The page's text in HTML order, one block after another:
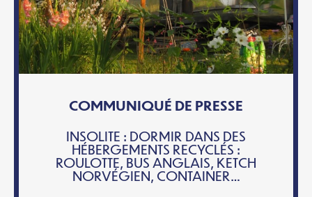
COMMUNIQUÉ DE PRESSE
INSOLITE : DORMIR DANS DES
HÉBERGEMENTS RECYCLÉS :
ROULOTTE, BUS ANGLAIS, KETCH
NORVÉGIEN, CONTAINER…